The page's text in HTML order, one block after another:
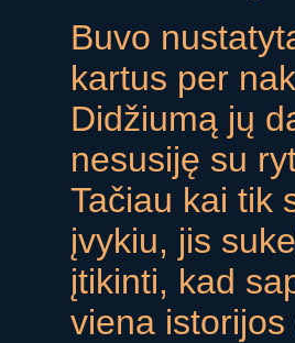
Buvo
kartus per
Didžiumą jų
nesusiję su
Tačiau kai tik
įvykiu, jis
įtikinti, kad
viena istorijos